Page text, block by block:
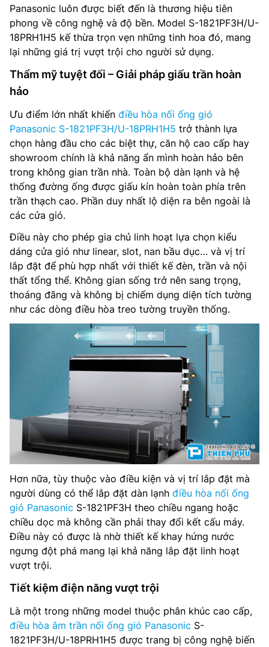
Panasonic luôn được biết đến là thương hiệu tiên
phong về công nghệ và độ bền. Model S-1821PF3H/U-
18PRH1H5 kế thừa trọn vẹn những tinh hoa đó, mang
lại những giá trị vượt trội cho người sử dụng.
Thẩm mỹ tuyệt đối – Giải pháp giấu trần hoàn
hảo
Ưu điểm lớn nhất khiến điều hòa nối ống gió
Panasonic S-1821PF3H/U-18PRH1H5 trở thành lựa
chọn hàng đầu cho các biệt thự, căn hộ cao cấp hay
showroom chính là khả năng ẩn mình hoàn hảo bên
trong không gian trần nhà. Toàn bộ dàn lạnh và hệ
thống đường ống được giấu kín hoàn toàn phía trên
trần thạch cao. Phần duy nhất lộ diện ra bên ngoài là
các cửa gió.
Điều này cho phép gia chủ linh hoạt lựa chọn kiểu
dáng cửa gió như linear, slot, nan bầu dục… và vị trí
lắp đặt để phù hợp nhất với thiết kế đèn, trần và nội
thất tổng thể. Không gian sống trở nên sang trọng,
thoáng đãng và không bị chiếm dụng diện tích tường
như các dòng điều hòa treo tường truyền thống.
Hơn nữa, tùy thuộc vào điều kiện và vị trí lắp đặt mà
người dùng có thể lắp đặt dàn lạnh điều hòa nối ống
gió Panasonic S-1821PF3H theo chiều ngang hoặc
chiều dọc mà không cần phải thay đổi kết cấu máy.
Điều này có được là nhờ thiết kế khay hứng nước
ngưng đột phá mang lại khả năng lắp đặt linh hoạt
vượt trội.
Tiết kiệm điện năng vượt trội
Là một trong những model thuộc phân khúc cao cấp,
điều hòa âm trần nối ống gió Panasonic S-
1821PF3H/U-18PRH1H5 được trang bị công nghệ biến